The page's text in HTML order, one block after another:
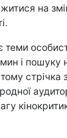
на
і пошуку
стрічка